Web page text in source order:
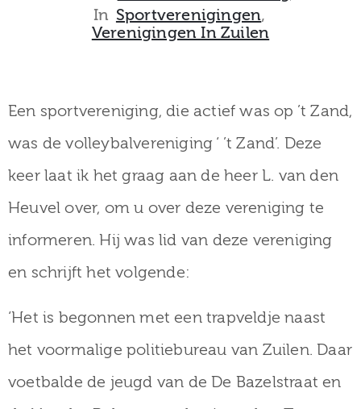
Collectie
In Sportverenigingen‚
Verenigingen In Zuilen
Een sportvereniging, die actief was op ’t Zand,
was de volleybalvereniging ‘ ’t Zand’. Deze
keer laat ik het graag aan de heer L. van den
Heuvel over, om u over deze vereniging te
informeren. Hij was lid van deze vereniging
en schrijft het volgende:
‘Het is begonnen met een trapveldje naast
het voormalige politiebureau van Zuilen. Daar
voetbalde de jeugd van de De Bazelstraat en